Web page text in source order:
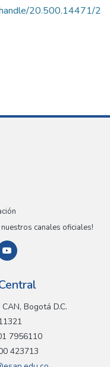
20.500.14471/2
canales oficiales!
Bogotá D.C.
7956110
423713